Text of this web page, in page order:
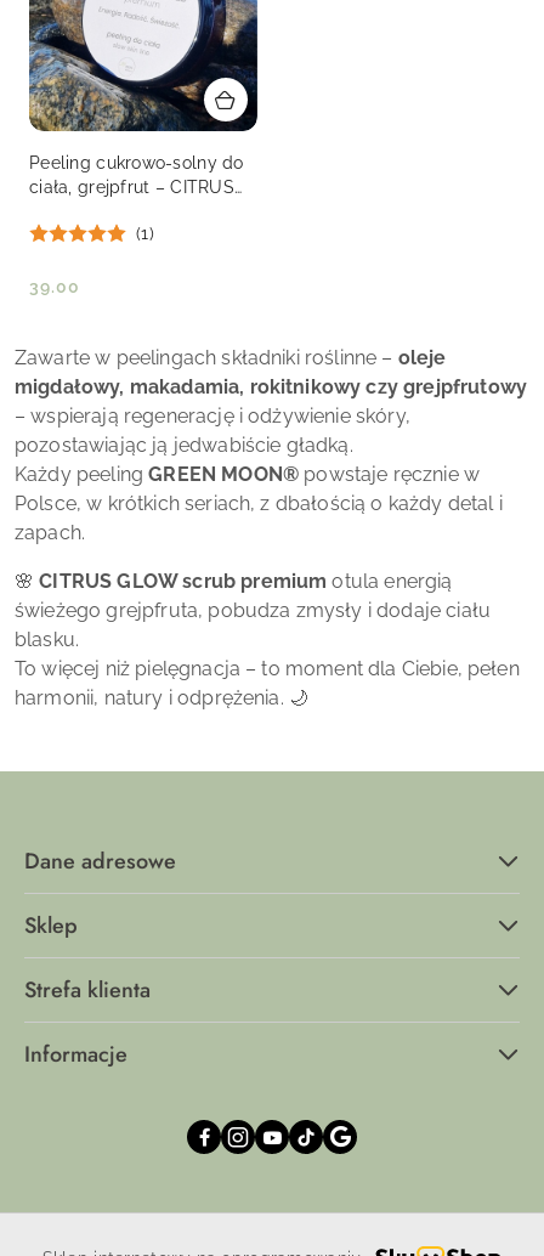
Peeling cukrowo-solny do
ciała, grejpfrut – CITRUS
g
(1)
Cena:
39.00
Zawarte w peelingach składniki roślinne – oleje
migdałowy, makadamia, rokitnikowy czy grejpfrutowy
– wspierają regenerację i odżywienie skóry,
pozostawiając ją jedwabiście gładką.
Każdy peelingGREEN MOON® powstaje ręcznie w
Polsce, w krótkich seriach, z dbałością o każdy detal i
zapach.
🌸CITRUS GLOW scrub premium otula energią
świeżego grejpfruta, pobudza zmysły i dodaje ciału
blasku.
To więcej niż pielęgnacja – to moment dla Ciebie, pełen
harmonii, natury i odprężenia. 🌙
Dane adresowe
Sklep
Strefa klienta
Informacje